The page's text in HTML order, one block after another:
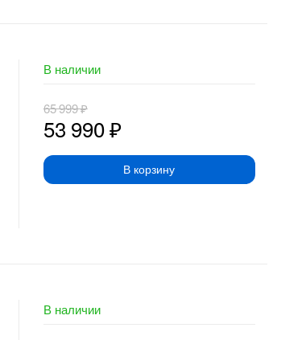
В наличии
53 990₽
65 999₽
В корзину
В наличии